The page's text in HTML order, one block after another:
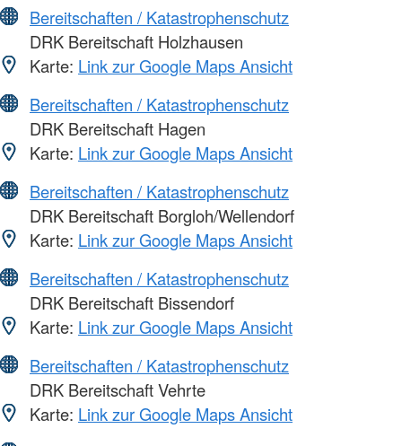
Bereitschaften / Katastrophenschutz
DRK Bereitschaft Holzhausen
Karte: Link zur Google Maps Ansicht
Bereitschaften / Katastrophenschutz
DRK Bereitschaft Hagen
Karte: Link zur Google Maps Ansicht
Bereitschaften / Katastrophenschutz
DRK Bereitschaft Borgloh/Wellendorf
Karte: Link zur Google Maps Ansicht
Bereitschaften / Katastrophenschutz
DRK Bereitschaft Bissendorf
Karte: Link zur Google Maps Ansicht
Bereitschaften / Katastrophenschutz
DRK Bereitschaft Vehrte
Karte: Link zur Google Maps Ansicht